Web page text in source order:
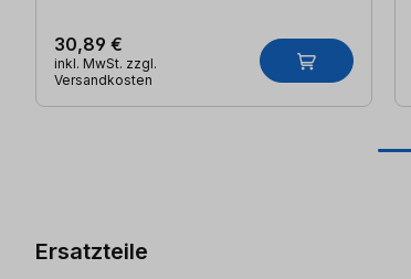
30,89 €
inkl. MwSt. zzgl.
Versandkosten
Ersatzteile